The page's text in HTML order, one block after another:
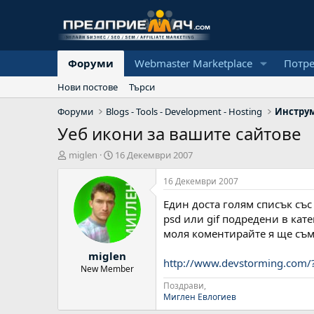
Форуми Webmaster Marketplace
Нови постове
Търси
Форуми
Blogs - Tools - Development - Hosting
Уеб икони за вашите сайтове
А
miglen
Н
ч
а
л
д
а
т
16 Декември 2007
miglen
New Member
16 Декември 2007
Един доста голям списък
psd или gif подредени в
моля коментирайте я ще
http://www.devstorming.com/
Поздрави,
Миглен Евлогиев